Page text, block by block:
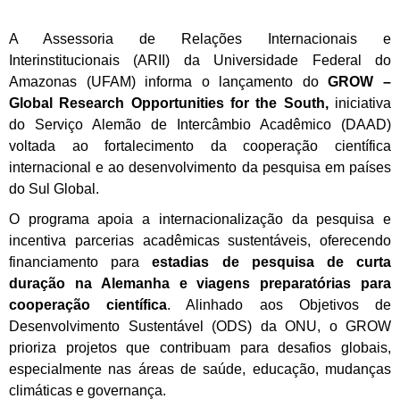
A Assessoria de Relações Internacionais e
Interinstitucionais (ARII) da Universidade Federal do
Amazonas (UFAM) informa o lançamento doGROW –
Global Research Opportunities for the South, iniciativa
do Serviço Alemão de Intercâmbio Acadêmico (DAAD)
voltada ao fortalecimento da cooperação científica
internacional e ao desenvolvimento da pesquisa em países
do Sul Global.
O programa apoia a internacionalização da pesquisa e
incentiva parcerias acadêmicas sustentáveis, oferecendo
financiamento paraestadias de pesquisa de curta
duração na Alemanha e viagens preparatórias para
cooperação científica. Alinhado aos Objetivos de
Desenvolvimento Sustentável (ODS) da ONU, o GROW
prioriza projetos que contribuam para desafios globais,
especialmente nas áreas de saúde, educação, mudanças
climáticas e governança.